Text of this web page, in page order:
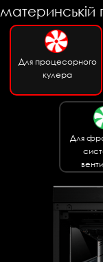
материнській
Для процесорного
кулера
Для